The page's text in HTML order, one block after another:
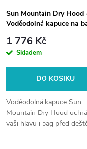
Sun Mountain Dry Hood
Voděodolná kapuce na
1 776 Kč
Skladem
DO KOŠÍKU
Voděodolná kapuce Sun
Mountain Dry Hood
vaši hlavu i bag před